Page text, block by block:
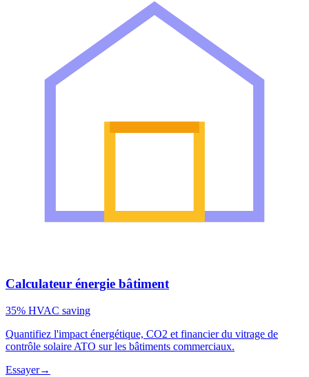
Calculateur énergie bâtiment
35% HVAC saving
Quantifiez l'impact énergétique, CO2 et financier du vitrage de
contrôle solaire ATO sur les bâtiments commerciaux.
Essayer→